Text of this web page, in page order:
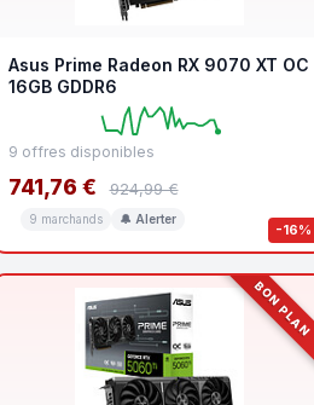
-16%
Asus Prime Radeon RX 9070 XT OC
16GB GDDR6
9 offres disponibles
741,76 € 924,99 €
9 marchands 🔔 Alerter
BON PLAN